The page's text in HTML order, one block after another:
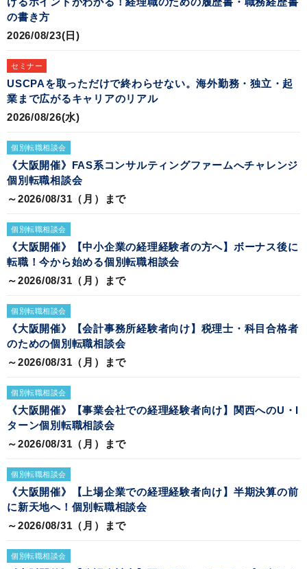
の書き方
2026/08/23(日)
セミナー
USCPAを取っただけで終わらせない。海外勤務・独立・起
業まで広がるキャリアのリアル
2026/08/26(水)
個別転職相談会
《大阪開催》FAS系コンサルティングファームへチャレンジ
個別転職相談会
～2026/08/31（月）まで
個別転職相談会
《大阪開催》【中小企業の経理経験者の方へ】ボーナス後に
転職！今から始める個別転職相談会
～2026/08/31（月）まで
個別転職相談会
《大阪開催》【会計事務所経験者向け】税理士・科目合格者
のための個別転職相談会
～2026/08/31（月）まで
個別転職相談会
《大阪開催》【事業会社での経理経験者向け】関西へのU・I
ターン個別転職相談会
～2026/08/31（月）まで
個別転職相談会
《大阪開催》【上場企業での経理経験者向け】半期決算の前
に新天地へ！個別転職相談会
～2026/08/31（月）まで
個別転職相談会